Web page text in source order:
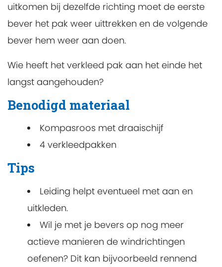
uitkomen bij dezelfde richting moet de eerste
bever het pak weer uittrekken en de volgende
bever hem weer aan doen.
Wie heeft het verkleed pak aan het einde het
langst aangehouden?
Benodigd materiaal
Kompasroos met draaischijf
4 verkleedpakken
Tips
Leiding helpt eventueel met aan en
uitkleden.
Wil je met je bevers op nog meer
actieve manieren de windrichtingen
oefenen? Dit kan bijvoorbeeld rennend